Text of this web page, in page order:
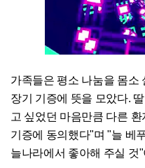
가족들은 평소 나눔을 몸소
장기 기증에 뜻을 모았다.
고 싶었던 마음만큼 다른
기증에 동의했다"며 "늘 베
늘나라에서 좋아해 주실 것